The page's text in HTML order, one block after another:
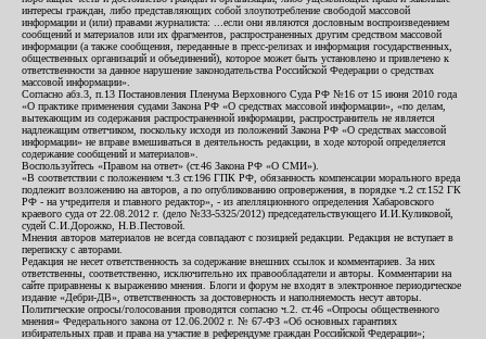
интересы граждан, либо представляющих собой злоупотребление свободой массовой
информации и (или) правами журналиста: ...если они являются дословным воспроизведением
сообщений и материалов или их фрагментов, распространенных другим средством массовой
информации (а также сообщения, переданные в пресс-релизах и информация государственных,
общественных организаций и объединений), которое может быть установлено и привлечено к
ответственности за данное нарушение законодательства Российской Федерации о средствах
массовой информации».
Согласно абз.3, п.13 Постановления Пленума Верховного Суда РФ №16 от 15 июня 2010 года
«О практике применения судами Закона РФ «О средствах массовой информации», «по делам,
вытекающим из содержания распространенной информации, распространитель не является
надлежащим ответчиком, поскольку исходя из положений Закона РФ «О средствах массовой
информации» не вправе вмешиваться в деятельность редакции, в ходе которой определяется
содержание сообщений и материалов».
Воспользуйтесь «Правом на ответ» (ст.46 Закона РФ «О СМИ»).
«В соответствии с положением ч.3 ст.196 ГПК РФ, обязанность компенсации морального вреда
подлежит возложению на авторов, а по опубликованию опровержения, в порядке ч.2 ст.152 ГК
РФ - на учредителя и главного редактор», - из апелляционного определения Хабаровского
краевого суда от 22.08.2012 г. (дело №33-5325/2012) председательствующего И.И.Куликовой,
судей С.И.Дорожко, Н.В.Пестовой.
Мнения авторов материалов не всегда совпадают с позицией редакции. Редакция не вступает в
переписку с авторами.
Редакция не несет ответственность за содержание внешних ссылок и комментариев. За них
ответственны, соответственно, исключительно их правообладатели и авторы. Комментарии на
сайте приравнены к выражению мнения. Блоги и форум не входят в электронное периодическое
издание «Дебри-ДВ», ответственность за достоверность и наполняемость несут авторы.
Политические опросы/голосования проводятся согласно ч.2. ст.46 «Опросы общественного
мнения» Федерального закона от 12.06.2002 г. № 67-ФЗ «Об основных гарантиях
избирательных прав и права на участие в референдуме граждан Российской Федерации»;